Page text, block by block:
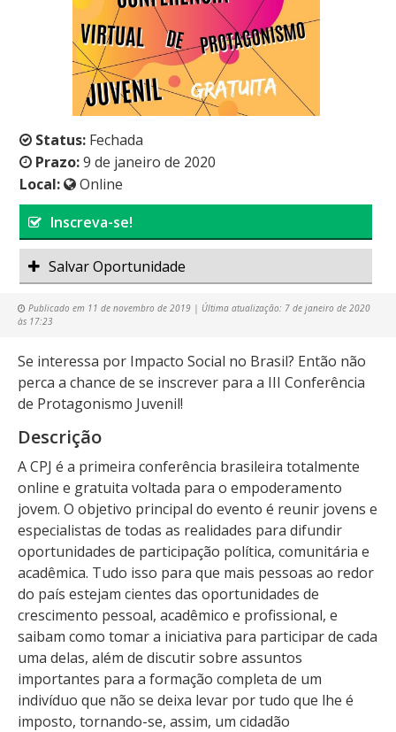
Status: Fechada
Prazo:9 de janeiro de 2020
Local:
Online
Inscreva-se!
Salvar Oportunidade
Publicado em 11 de novembro de 2019 | Última atualização: 7 de janeiro de 2020
às 17:23
Se interessa por Impacto Social no Brasil? Então não
perca a chance de se inscrever para a III Conferência
de Protagonismo Juvenil!
Descrição
A CPJ é a primeira conferência brasileira totalmente
online e gratuita voltada para o empoderamento
jovem. O objetivo principal do evento é reunir jovens e
especialistas de todas as realidades para difundir
oportunidades de participação política, comunitária e
acadêmica. Tudo isso para que mais pessoas ao redor
do país estejam cientes das oportunidades de
crescimento pessoal, acadêmico e profissional, e
saibam como tomar a iniciativa para participar de cada
uma delas, além de discutir sobre assuntos
importantes para a formação completa de um
indivíduo que não se deixa levar por tudo que lhe é
imposto, tornando-se, assim, um cidadão